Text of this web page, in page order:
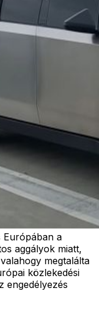
Európában a
aggályok miatt,
megtalálta
közlekedési
engedélyezés